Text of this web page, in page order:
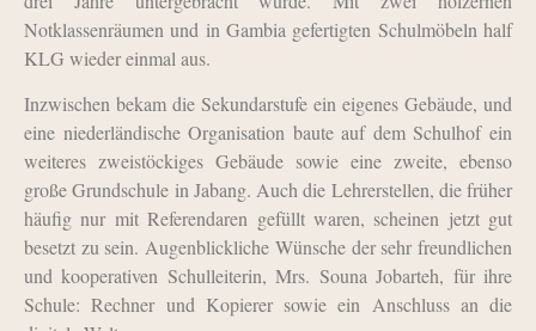
Notklassenräumen und in Gambia gefertigten Schulmöbeln half
KLG wieder einmal aus.
Inzwischen bekam die Sekundarstufe ein eigenes Gebäude, und
eine niederländische Organisation baute auf dem Schulhof ein
weiteres zweistöckiges Gebäude sowie eine zweite, ebenso
große Grundschule in Jabang. Auch die Lehrerstellen, die früher
häufig nur mit Referendaren gefüllt waren, scheinen jetzt gut
besetzt zu sein. Augenblickliche Wünsche der sehr freundlichen
und kooperativen Schulleiterin, Mrs. Souna Jobarteh, für ihre
Schule: Rechner und Kopierer sowie ein Anschluss an die